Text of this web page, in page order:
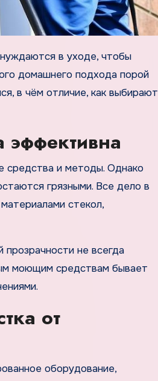
домашнего подхода порой
в чём отличие, как выбирают
эффективна
средства и методы. Однако
грязными. Все дело в
стекол,
не всегда
моющим средствам бывает
от
оборудование,